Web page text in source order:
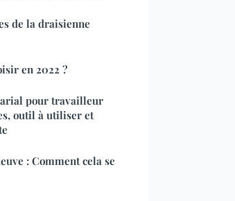
de la draisienne
en 2022 ?
pour travailleur
outil à utiliser et
: Comment cela se